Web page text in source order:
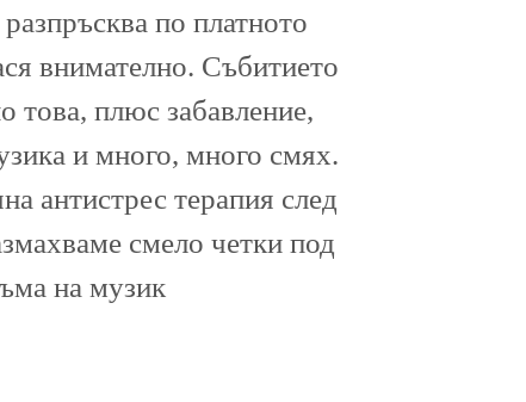
по платното
внимателно. Събитието
това, плюс забавление,
и много, много смях.
антистрес терапия след
смело четки под
на музик